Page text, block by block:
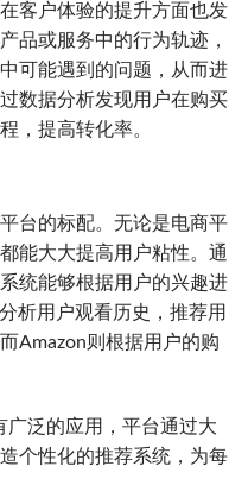
客户体验的提升方面也发
品或服务中的行为轨迹，
可能遇到的问题，从而进
数据分析发现用户在购买
，提高转化率。
台的标配。无论是电商平
能大大提高用户粘性。通
统能够根据用户的兴趣进
析用户观看历史，推荐用
Amazon则根据用户的购
泛的应用，平台通过大
个性化的推荐系统，为每